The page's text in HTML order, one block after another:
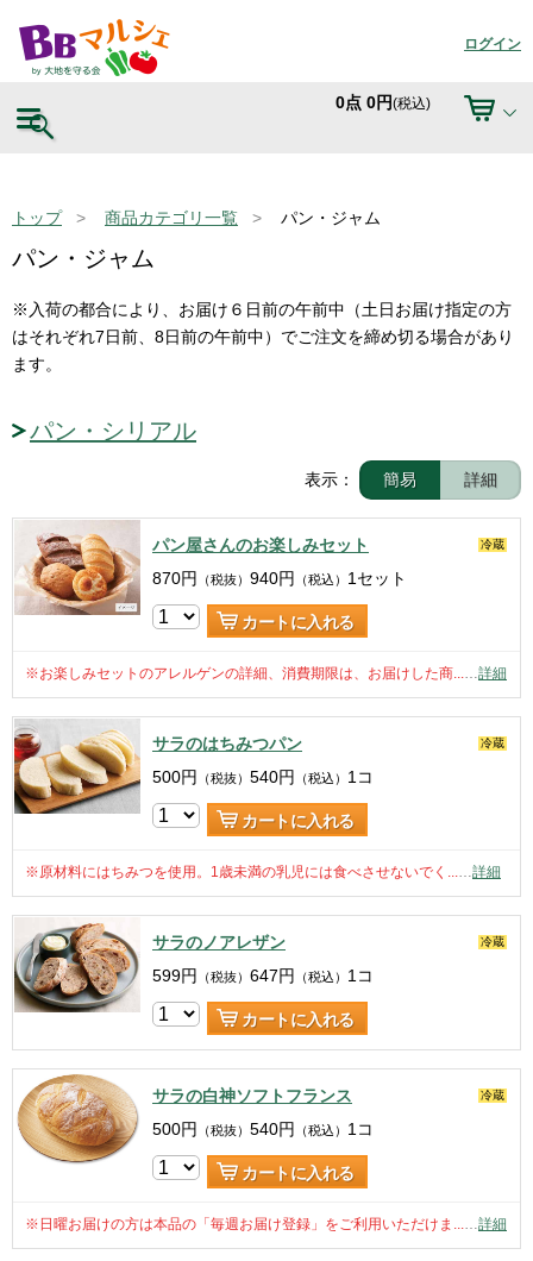
ログイン
0点 0円(税込)
トップ 商品カテゴリ一覧 パン・ジャム
パン・ジャム
※入荷の都合により、お届け６日前の午前中（土日お届け指定の方
はそれぞれ7日前、8日前の午前中）でご注文を締め切る場合があり
パン・シリアル
表示： 簡易 詳細
パン屋さんのお楽しみセット 冷蔵
870円 （税抜） 940円 （税込） 1セット
カートに入れる
※お楽しみセットのアレルゲンの詳細、消費期限は、お届けした商...…詳細
サラのはちみつパン 冷蔵
500円 （税抜） 540円 （税込） 1コ
カートに入れる
※原材料にはちみつを使用。1歳未満の乳児には食べさせないでく...…詳細
サラのノアレザン 冷蔵
599円 （税抜） 647円 （税込） 1コ
カートに入れる
サラの白神ソフトフランス 冷蔵
500円 （税抜） 540円 （税込） 1コ
カートに入れる
※日曜お届けの方は本品の「毎週お届け登録」をご利用いただけま...…詳細